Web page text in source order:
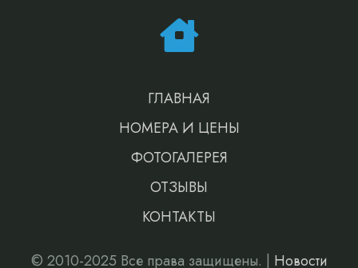
ГЛАВНАЯ
НОМЕРА И ЦЕНЫ
ФОТОГАЛЕРЕЯ
ОТЗЫВЫ
КОНТАКТЫ
© 2010-2025 Все права защищены. | Новости